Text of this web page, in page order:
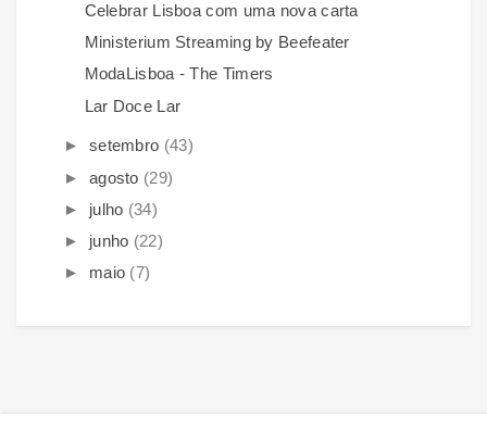
Celebrar Lisboa com uma nova carta
Ministerium Streaming by Beefeater
ModaLisboa - The Timers
Lar Doce Lar
► setembro (43)
► agosto (29)
► julho (34)
► junho (22)
► maio (7)